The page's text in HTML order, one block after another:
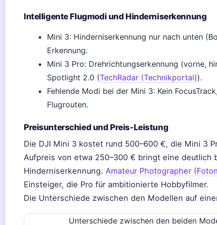
Intelligente Flugmodi und Hinderniserkennung
Mini 3: Hinderniserkennung nur nach unten
Erkennung.
Mini 3 Pro: Drehrichtungserkennung (vorne,
Spotlight 2.0 (TechRadar (Technikportal)).
Fehlende Modi bei der Mini 3: Kein
Flugrouten.
Preisunterschied und Preis-Leistung
Die DJI Mini 3 kostet rund 500–600 €, die Mini 3
Aufpreis von etwa 250–300 € bringt eine deutlich
Hinderniserkennung. Amateur Photographer
Einsteiger, die Pro für ambitionierte Hobbyfilmer.
Die Unterschiede zwischen den Modellen auf
Unterschiede zwischen den beiden